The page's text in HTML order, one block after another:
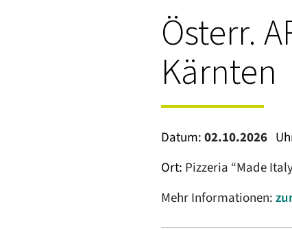
Österr.
Kärnten
Datum:02.10.2026
Ort: Pizzeria “Made
Mehr Informationen: